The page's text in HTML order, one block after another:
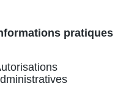
pratiques